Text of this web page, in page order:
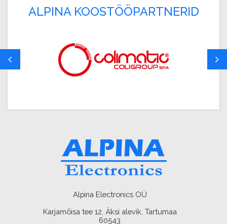
ALPINA KOOSTÖÖPARTNERID
Alpina Electronics OÜ
Karjamõisa tee 12, Äksi alevik, Tartumaa
60543